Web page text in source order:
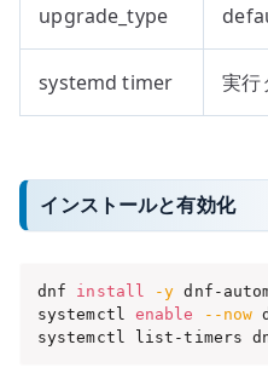
upgrade_type
systemd timer 実行
インストールと有効化
dnf install -y dnf-
systemctl enable --now
systemctl list-timers